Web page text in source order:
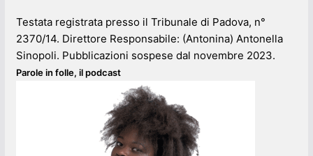
Testata registrata presso il Tribunale di Padova, n°
2370/14. Direttore Responsabile: (Antonina) Antonella
Sinopoli. Pubblicazioni sospese dal novembre 2023.
Parole in folle, il podcast